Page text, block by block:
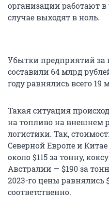
организации работают
случае выходят в ноль.
Убытки предприятий за
составили 64 млрд
году равнялись всего 19
Такая ситуация
на топливо на внешнем
логистики. Так,
Северной Европе и Китае
около $115 за тонну,
Австралии — $190 за
2023-го цены равнялись
соответственно.